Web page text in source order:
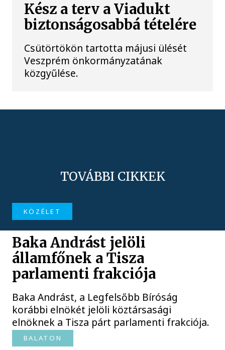
Kész a terv a Viadukt
biztonságosabbá tételére
Csütörtökön tartotta májusi ülését
Veszprém önkormányzatának
közgyűlése.
TOVÁBBI CIKKEK
KÖZÉLET
Baka Andrást jelöli
államfőnek a Tisza
parlamenti frakciója
Baka Andrást, a Legfelsőbb Bíróság
korábbi elnökét jelöli köztársasági
elnöknek a Tisza párt parlamenti frakciója.
BALATON